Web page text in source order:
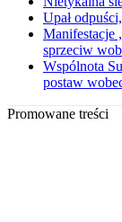
Upał
Manifestacje
sprzeciw
Wspólnota
postaw
Promowane treści